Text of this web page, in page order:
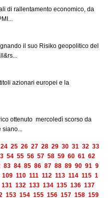
di rallentamento economico, da
il suo Risiko geopolitico del
azionari europei e la
ottenuto mercoledì scorso da
siano...
24 25 26 27 28 29 30 31 32 33
54 55 56 57 58 59 60 61 62
83 84 85 86 87 88 89 90 91 9
109 110 111 112 113 114 115 1
131 132 133 134 135 136 137
153 154 155 156 157 158 159